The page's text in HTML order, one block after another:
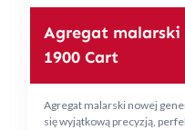
Agregat
1900 Cart
Agregat malarski nowej
się wyjątkową precyzją,